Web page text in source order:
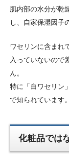
肌内部の水分が乾
し、自家保湿因子
ワセリンに含まれ
入っていないので
ん。
特に「白ワセリン
で知られています。
化粧品では